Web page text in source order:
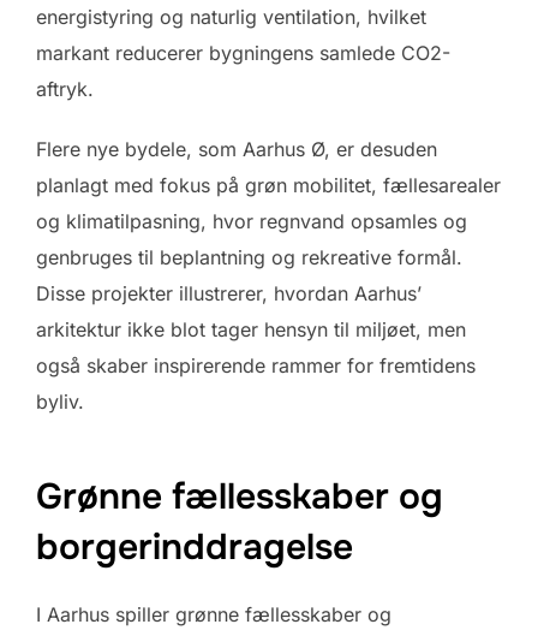
energistyring og naturlig ventilation, hvilket
markant reducerer bygningens samlede CO2-
aftryk.
Flere nye bydele, som Aarhus Ø, er desuden
planlagt med fokus på grøn mobilitet, fællesarealer
og klimatilpasning, hvor regnvand opsamles og
genbruges til beplantning og rekreative formål.
Disse projekter illustrerer, hvordan Aarhus’
arkitektur ikke blot tager hensyn til miljøet, men
også skaber inspirerende rammer for fremtidens
byliv.
Grønne fællesskaber og
borgerinddragelse
I Aarhus spiller grønne fællesskaber og